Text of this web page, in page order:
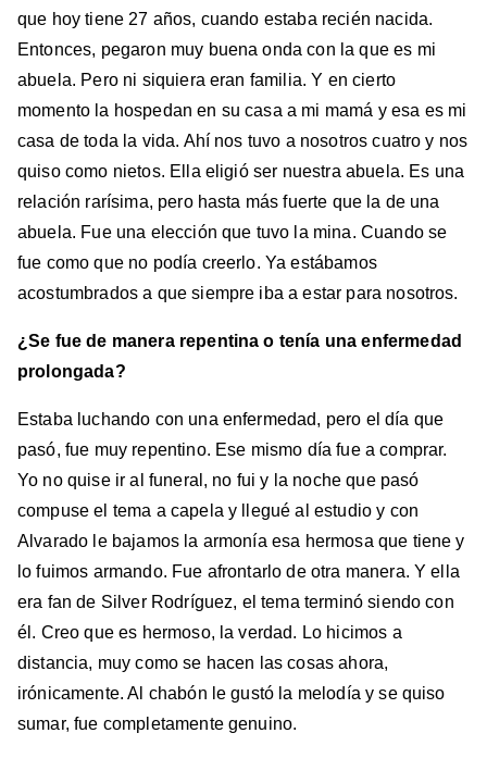
que hoy tiene 27 años, cuando estaba recién nacida.
Entonces, pegaron muy buena onda con la que es mi
abuela. Pero ni siquiera eran familia. Y en cierto
momento la hospedan en su casa a mi mamá y esa es mi
casa de toda la vida. Ahí nos tuvo a nosotros cuatro y nos
quiso como nietos. Ella eligió ser nuestra abuela. Es una
relación rarísima, pero hasta más fuerte que la de una
abuela. Fue una elección que tuvo la mina. Cuando se
fue como que no podía creerlo. Ya estábamos
acostumbrados a que siempre iba a estar para nosotros.
¿Se fue de manera repentina o tenía una enfermedad
prolongada?
Estaba luchando con una enfermedad, pero el día que
pasó, fue muy repentino. Ese mismo día fue a comprar.
Yo no quise ir al funeral, no fui y la noche que pasó
compuse el tema a capela y llegué al estudio y con
Alvarado le bajamos la armonía esa hermosa que tiene y
lo fuimos armando. Fue afrontarlo de otra manera. Y ella
era fan de Silver Rodríguez, el tema terminó siendo con
él. Creo que es hermoso, la verdad. Lo hicimos a
distancia, muy como se hacen las cosas ahora,
irónicamente. Al chabón le gustó la melodía y se quiso
sumar, fue completamente genuino.